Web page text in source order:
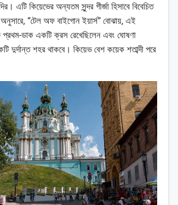
এটি কিয়েভের অন্যতম সুন্দর গীর্জা হিসাবে বিবেচিত
“টেল অফ বাইগোন ইয়ার্স” বোঝায়, এই
প্রথম-ডাক একটি ক্রস রেখেছিলেন এবং ঘোষণা
দুর্দান্ত শহর থাকবে। কিয়েভ বেশ কয়েক শতাব্দী পরে